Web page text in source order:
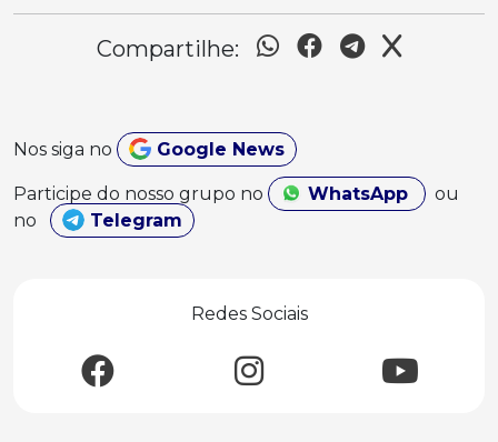
Compartilhe:
Nos siga no Google News
Participe do nosso grupo no WhatsApp
ou
no
Telegram
Redes Sociais